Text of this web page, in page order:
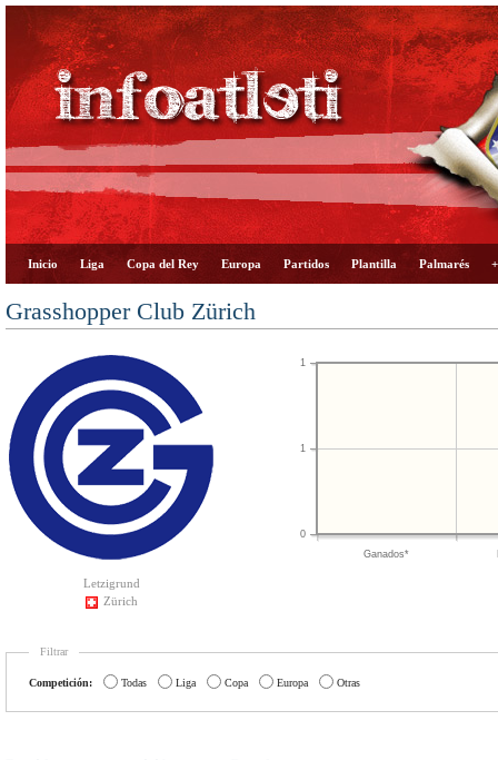
Inicio Liga Copa del Rey Europa Partidos Plantilla Palmarés
Grasshopper Club Zürich
Letzigrund
Zürich
Ganados*
0
1
1
Filtrar
Competición: Todas Liga Copa Europa Otras